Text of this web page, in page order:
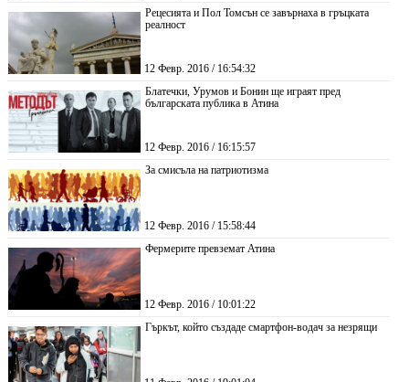
Рецесията и Пол Томсън се завърнаха в гръцката
реалност
12 Февр. 2016 / 16:54:32
Блатечки, Урумов и Бонин ще играят пред
българската публика в Атина
12 Февр. 2016 / 16:15:57
За смисъла на патриотизма
12 Февр. 2016 / 15:58:44
Фермерите превземат Атина
12 Февр. 2016 / 10:01:22
Гъркът, който създаде смартфон-водач за незрящи